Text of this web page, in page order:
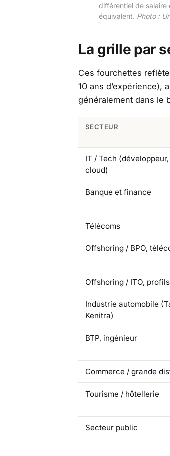
différentiel de
équivalent. Photo :
La grille par
Ces fourchettes
10 ans d’expérience),
généralement dans le
SECTEUR
IT / Tech
cloud)
Banque et finance
Télécoms
Offshoring / BPO,
Offshoring / ITO,
Industrie automobile
Kenitra)
BTP, ingénieur
Commerce / grande
Tourisme / hôtellerie
Secteur public